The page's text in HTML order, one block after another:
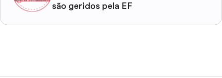
são geridos pela EF